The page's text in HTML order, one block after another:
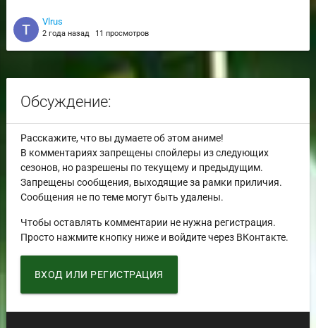
Vlrus
2 года назад 11 просмотров
Обсуждение:
Расскажите, что вы думаете об этом аниме!
В комментариях запрещены спойлеры из следующих
сезонов, но разрешены по текущему и предыдущим.
Запрещены сообщения, выходящие за рамки приличия.
Сообщения не по теме могут быть удалены.
Чтобы оставлять комментарии не нужна регистрация.
Просто нажмите кнопку ниже и войдите через ВКонтакте.
ВХОД ИЛИ РЕГИСТРАЦИЯ